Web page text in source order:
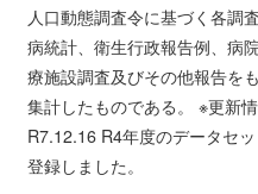
人口動態調査令に基づく各調
病統計、衛生行政報告例、病
療施設調査及びその他報告を
集計したものである。 ※更新
R7.12.16 R4年度のデータセ
登録しました。